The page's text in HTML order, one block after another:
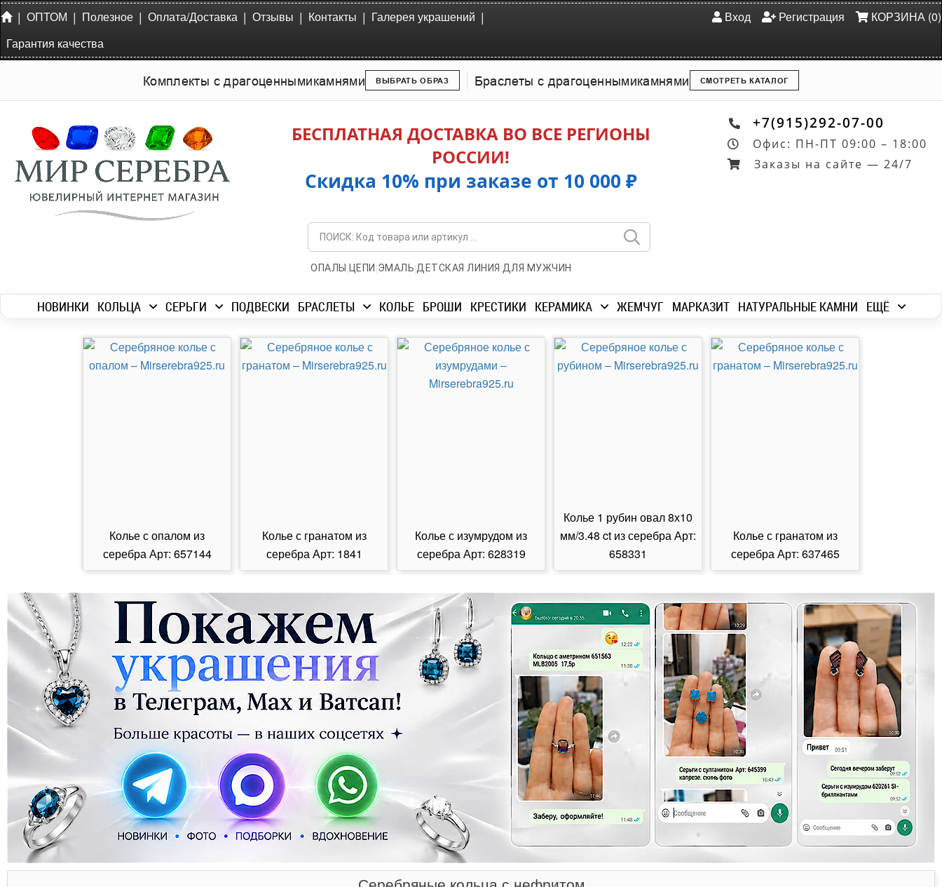
| ОПТОМ | Полезное | Оплата/Доставка | Отзывы | Контакты | Галерея украшений |
Гарантия качества
Вход Регистрация КОРЗИНА (0)
Комплекты с драгоценнымикамнями ВЫБРАТЬ ОБРАЗ Браслеты с драгоценнымикамнями СМОТРЕТЬ КАТАЛОГ
БЕСПЛАТНАЯ ДОСТАВКА ВО ВСЕ РЕГИОНЫ
РОССИИ!
Скидка 10% при заказе от 10 000 ₽
ОПАЛЫ | ЦЕПИ |ЭМАЛЬ|ДЕТСКАЯ ЛИНИЯ |ДЛЯ МУЖЧИН
+7(915)292-07-00
Офис: ПН-ПТ 09:00 – 18:00
Заказы на сайте — 24/7
НОВИНКИ КОЛЬЦА СЕРЬГИ ПОДВЕСКИ БРАСЛЕТЫ КОЛЬЕ БРОШИ КРЕСТИКИ КЕРАМИКА ЖЕМЧУГ МАРКАЗИТ НАТУРАЛЬНЫЕ КАМНИ ЕЩЁ
Колье с опалом из
серебра Арт: 657144
Колье с гранатом из
серебра Арт: 1841
Колье с изумрудом из
серебра Арт: 628319
Колье 1 рубин овал 8х10
мм/3.48 ct из серебра Арт:
658331
Колье с гранатом из
серебра Арт: 637465